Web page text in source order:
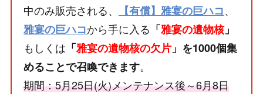
中のみ販売される、
【有償】雅宴の巨ハコ、
雅宴の巨ハコから手に入る 「雅宴の遺物核」
もしくは 「雅宴の遺物核の欠片」を1000個集
めることで召喚できます。
期間：5月25日(火)メンテナンス後～6月8日